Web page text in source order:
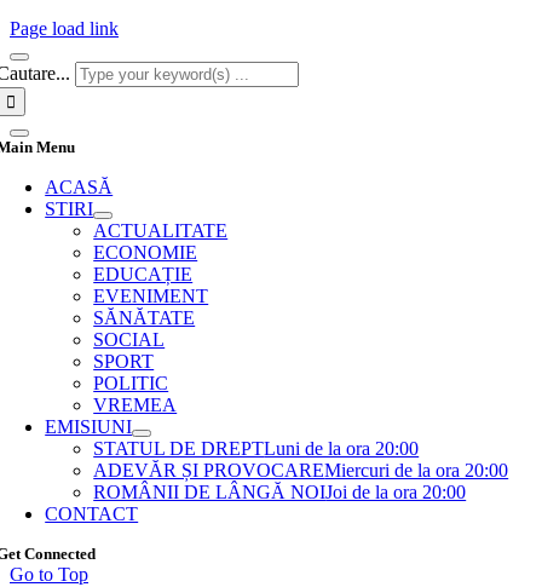
Page load link
Menu
ACASĂ
STIRI
ACTUALITATE
ECONOMIE
EDUCAȚIE
EVENIMENT
SĂNĂTATE
SOCIAL
SPORT
POLITIC
VREMEA
EMISIUNI
STATUL DE DREPTLuni de la ora 20:00
ADEVĂR ȘI PROVOCAREMiercuri de la ora 20:00
ROMÂNII DE LÂNGĂ NOIJoi de la ora 20:00
CONTACT
Connected
Go to Top